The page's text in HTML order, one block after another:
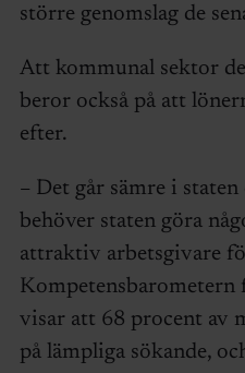
större genomslag de
Att kommunal sektor
beror också på att
efter.
– Det går sämre i
behöver staten göra
attraktiv arbetsgivare
Kompetensbarometern
visar att 68 procent av
på lämpliga sökande,